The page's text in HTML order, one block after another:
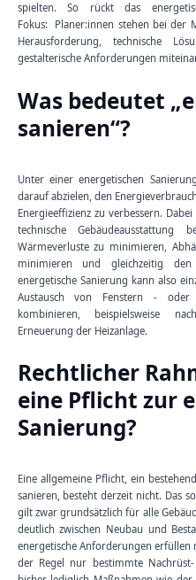
spielten. So rückt das
Fokus:
Planer:innen stehen bei der
Herausforderung, technische
gestalterische Anforderungen
Was bedeutet
sanieren“?
Unter einer energetischen
darauf abzielen, den
Energieeffizienz zu verbessern.
technische
Wärmeverluste zu minimieren,
minimieren und gleichzeitig
energetische Sanierung kann also
Austausch von Fenstern - oder
kombinieren, beispielsweise
Erneuerung der Heizanlage.
Rechtlicher
eine Pflicht zur
Sanierung?
Eine allgemeine Pflicht, ein
sanieren, besteht derzeit nicht. Das
gilt zwar grundsätzlich für alle
deutlich zwischen Neubau und
energetische Anforderungen erfüllen
der Regel nur bestimmte